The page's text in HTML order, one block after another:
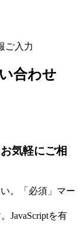
ご入力
合わせ
気軽にご相
。「必須」マー
JavaScriptを有